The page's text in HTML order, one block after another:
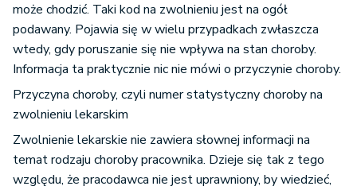
może chodzić. Taki kod na zwolnieniu jest na ogół
podawany. Pojawia się w wielu przypadkach zwłaszcza
wtedy, gdy poruszanie się nie wpływa na stan choroby.
Informacja ta praktycznie nic nie mówi o przyczynie choroby.
Przyczyna choroby, czyli numer statystyczny choroby na
zwolnieniu lekarskim
Zwolnienie lekarskie nie zawiera słownej informacji na
temat rodzaju choroby pracownika. Dzieje się tak z tego
względu, że pracodawca nie jest uprawniony, by wiedzieć,